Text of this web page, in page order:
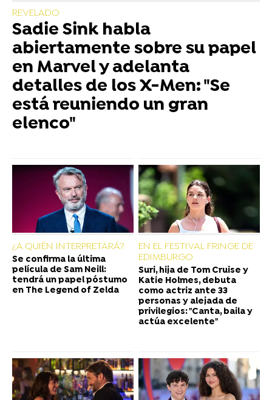
REVELADO
Sadie Sink habla
abiertamente sobre su papel
en Marvel y adelanta
detalles de los X-Men: "Se
está reuniendo un gran
elenco"
¿A QUIÉN INTERPRETARÁ?
Se confirma la última
película de Sam Neill:
tendrá un papel póstumo
en The Legend of Zelda
EN EL FESTIVAL FRINGE DE
EDIMBURGO
Suri, hija de Tom Cruise y
Katie Holmes, debuta
como actriz ante 33
personas y alejada de
privilegios: "Canta, baila y
actúa excelente"